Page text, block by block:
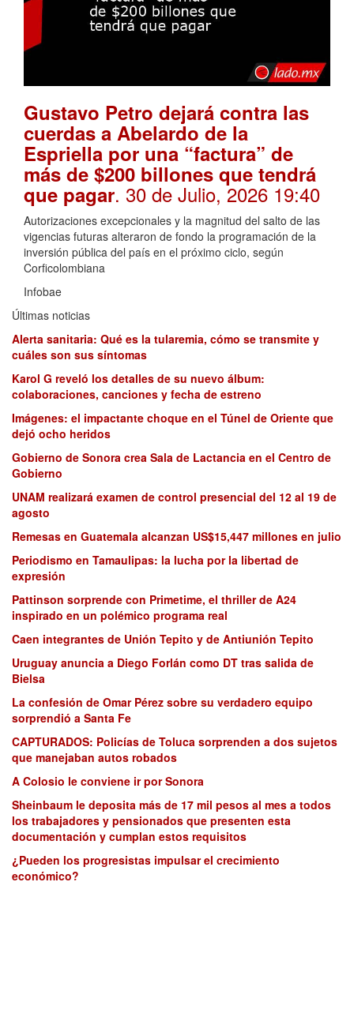
Gustavo Petro dejará contra las
cuerdas a Abelardo de la
Espriella por una “factura” de
más de $200 billones que tendrá
que pagar. 30 de Julio, 2026 19:40
Autorizaciones excepcionales y la magnitud del salto de las
vigencias futuras alteraron de fondo la programación de la
inversión pública del país en el próximo ciclo, según
Corficolombiana
Infobae
Últimas noticias
Alerta sanitaria: Qué es la tularemia, cómo se transmite y
cuáles son sus síntomas
Karol G reveló los detalles de su nuevo álbum:
colaboraciones, canciones y fecha de estreno
Imágenes: el impactante choque en el Túnel de Oriente que
dejó ocho heridos
Gobierno de Sonora crea Sala de Lactancia en el Centro de
Gobierno
UNAM realizará examen de control presencial del 12 al 19 de
agosto
Remesas en Guatemala alcanzan US$15,447 millones en julio
Periodismo en Tamaulipas: la lucha por la libertad de
expresión
Pattinson sorprende con Primetime, el thriller de A24
inspirado en un polémico programa real
Caen integrantes de Unión Tepito y de Antiunión Tepito
Uruguay anuncia a Diego Forlán como DT tras salida de
Bielsa
La confesión de Omar Pérez sobre su verdadero equipo
sorprendió a Santa Fe
CAPTURADOS: Policías de Toluca sorprenden a dos sujetos
que manejaban autos robados
A Colosio le conviene ir por Sonora
Sheinbaum le deposita más de 17 mil pesos al mes a todos
los trabajadores y pensionados que presenten esta
documentación y cumplan estos requisitos
¿Pueden los progresistas impulsar el crecimiento
económico?